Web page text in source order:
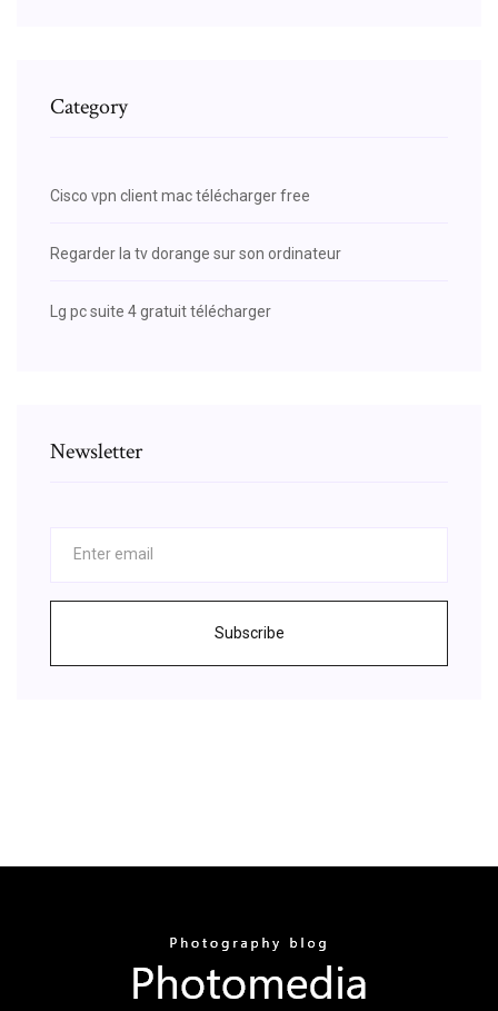
Category
Cisco vpn client mac télécharger free
Regarder la tv dorange sur son ordinateur
Lg pc suite 4 gratuit télécharger
Newsletter
Subscribe